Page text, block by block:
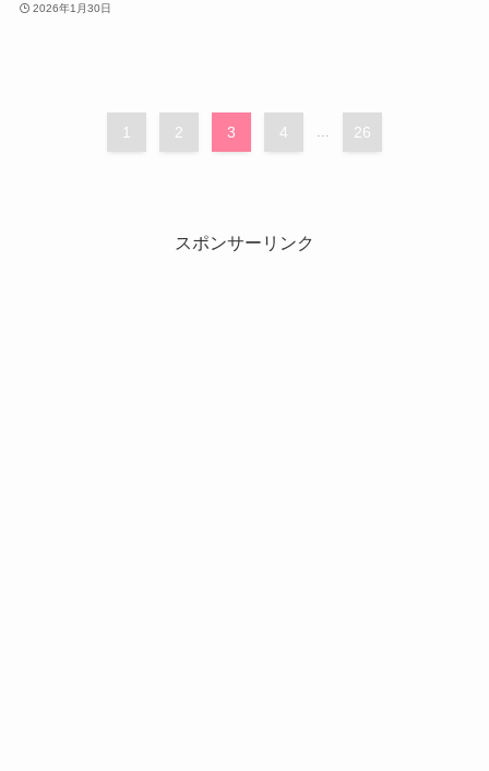
2026年1月30日
1 2 3 4 ... 26
スポンサーリンク